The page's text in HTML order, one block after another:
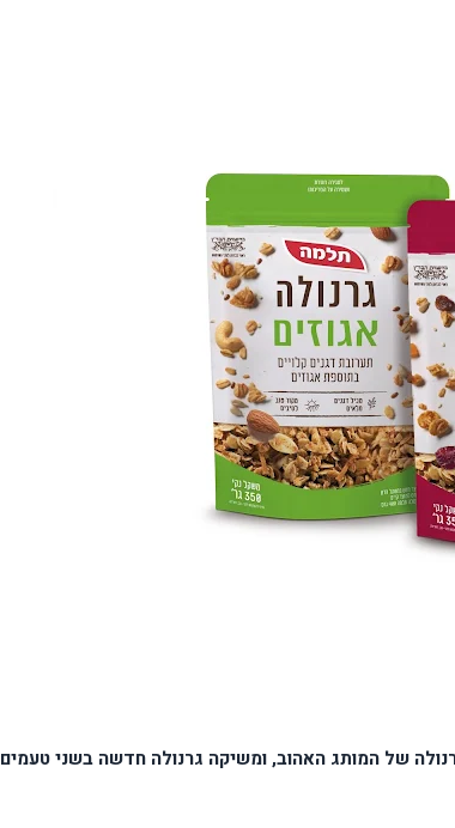
של המותג האהוב, ומשיקה גרנולה חדשה בשני טעמים